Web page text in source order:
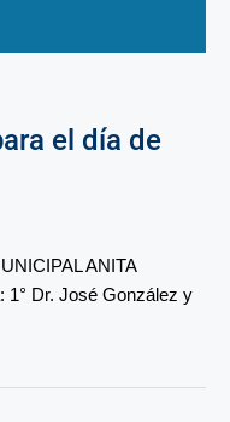
el día de
ANITA
1° Dr. José González y